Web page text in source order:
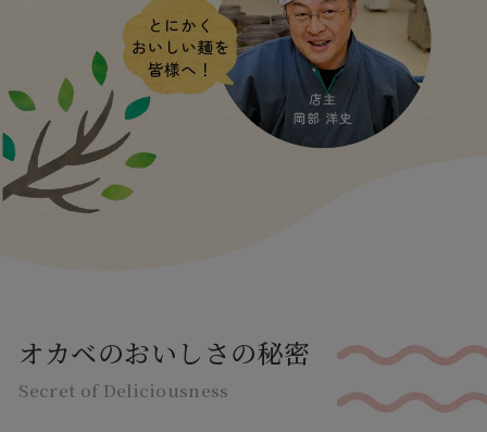
オカベのおいしさの秘密
Secret of Deliciousness